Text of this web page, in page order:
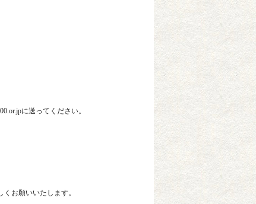
に送ってください。
お願いいたします。